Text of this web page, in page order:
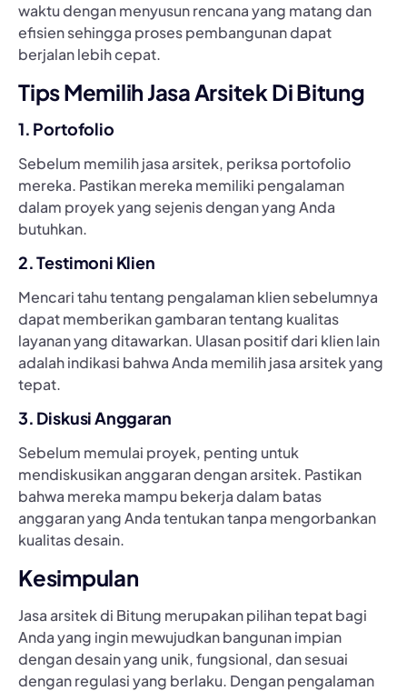
waktu dengan menyusun rencana yang matang dan
efisien sehingga proses pembangunan dapat
berjalan lebih cepat.
Tips Memilih Jasa Arsitek Di Bitung
1. Portofolio
Sebelum memilih jasa arsitek, periksa portofolio
mereka. Pastikan mereka memiliki pengalaman
dalam proyek yang sejenis dengan yang Anda
butuhkan.
2. Testimoni Klien
Mencari tahu tentang pengalaman klien sebelumnya
dapat memberikan gambaran tentang kualitas
layanan yang ditawarkan. Ulasan positif dari klien lain
adalah indikasi bahwa Anda memilih jasa arsitek yang
tepat.
3. Diskusi Anggaran
Sebelum memulai proyek, penting untuk
mendiskusikan anggaran dengan arsitek. Pastikan
bahwa mereka mampu bekerja dalam batas
anggaran yang Anda tentukan tanpa mengorbankan
kualitas desain.
Kesimpulan
Jasa arsitek di Bitung merupakan pilihan tepat bagi
Anda yang ingin mewujudkan bangunan impian
dengan desain yang unik, fungsional, dan sesuai
dengan regulasi yang berlaku. Dengan pengalaman